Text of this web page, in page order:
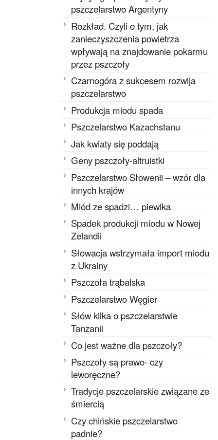
pszczelarstwo Argentyny
Rozkład. Czyli o tym, jak
zanieczyszczenia powietrza
wpływają na znajdowanie pokarmu
przez pszczoły
Czarnogóra z sukcesem rozwija
pszczelarstwo
Produkcja miodu spada
Pszczelarstwo Kazachstanu
Jak kwiaty się poddają
Geny pszczoły-altruistki
Pszczelarstwo Słowenii – wzór dla
innych krajów
Miód ze spadzi… piewika
Spadek produkcji miodu w Nowej
Zelandii
Słowacja wstrzymała import miodu
z Ukrainy
Pszczoła trąbalska
Pszczelarstwo Węgier
Słów kilka o pszczelarstwie
Tanzanii
Co jest ważne dla pszczoły?
Pszczoły są prawo- czy
leworęczne?
Tradycje pszczelarskie związane ze
śmiercią
Czy chińskie pszczelarstwo
padnie?